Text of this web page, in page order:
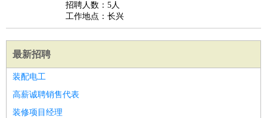
招聘人数：5人
工作地点：长兴
最新招聘
装配电工
高薪诚聘销售代表
装修项目经理